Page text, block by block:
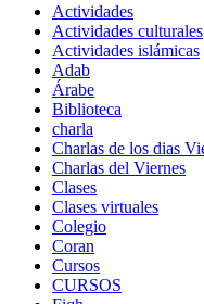
Actividades
Actividades culturales
Actividades islámicas
Adab
Árabe
Biblioteca
charla
Charlas de los dias
Charlas del Viernes
Clases
Clases virtuales
Colegio
Coran
Cursos
CURSOS